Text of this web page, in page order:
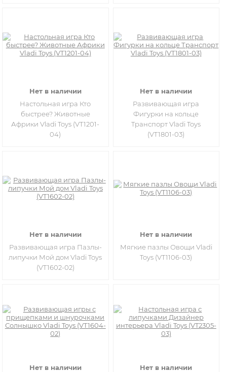
Нет в наличии
Настольная игра Кто
быстрее? Животные
Африки Vladi Toys (VT1201-
04)
Нет в наличии
Развивающая игра
Фигурки на кольце
Транспорт Vladi Toys
(VT1801-03)
Нет в наличии
Развивающая игра Пазлы-
липучки Мой дом Vladi Toys
(VT1602-02)
Нет в наличии
Мягкие пазлы Овощи Vladi
Toys (VT1106-03)
Нет в наличии
Нет в наличии